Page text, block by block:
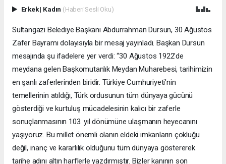
Erkek| Kadın (Haberi Sesli Oku)
Sultangazi Belediye Başkanı Abdurrahman Dursun, 30 Ağustos
Zafer Bayramı dolayısıyla bir mesaj yayınladı. Başkan Dursun
mesajında şu ifadelere yer verdi: “30 Ağustos 1922’de
meydana gelen Başkomutanlık Meydan Muharebesi, tarihimizin
en şanlı zaferlerinden biridir. Türkiye Cumhuriyeti’nin
temellerinin atıldığı, Türk ordusunun tüm dünyaya gücünü
gösterdiği ve kurtuluş mücadelesinin kalıcı bir zaferle
sonuçlanmasının 103. yıl dönümüne ulaşmanın heyecanını
yaşıyoruz. Bu millet önemli olanın eldeki imkanların çokluğu
değil, inanç ve kararlılık olduğunu tüm dünyaya göstererek
tarihe adını altın harflerle yazdırmıştır. Bizler kanının son